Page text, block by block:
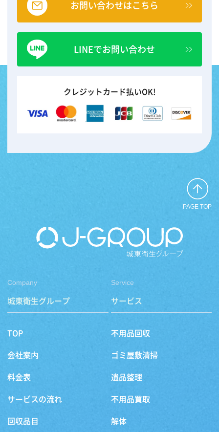
お問い合わせはこちら
LINEでお問い合わせ
クレジットカード払いOK!
PAGE TOP
Company
城東衛生グループ
TOP
会社案内
料金表
サービスの流れ
回収品目
Service
サービス
不用品回収
ゴミ屋敷清掃
遺品整理
不用品買取
解体